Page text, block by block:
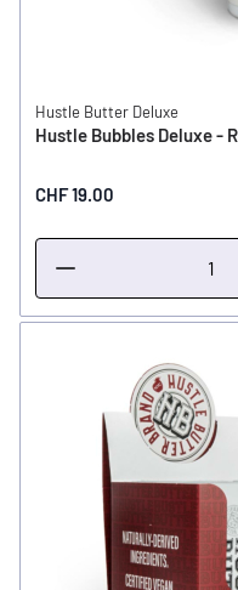
Hustle Butter Deluxe
Hustle Bubbles Deluxe -
CHF 19.00